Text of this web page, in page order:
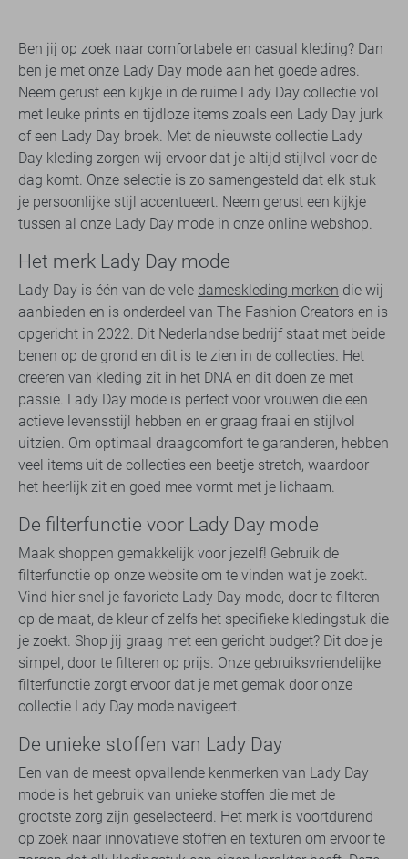
Ben jij op zoek naar comfortabele en casual kleding? Dan
ben je met onze Lady Day mode aan het goede adres.
Neem gerust een kijkje in de ruime Lady Day collectie vol
met leuke prints en tijdloze items zoals een Lady Day jurk
of een Lady Day broek. Met de nieuwste collectie Lady
Day kleding zorgen wij ervoor dat je altijd stijlvol voor de
dag komt. Onze selectie is zo samengesteld dat elk stuk
je persoonlijke stijl accentueert. Neem gerust een kijkje
tussen al onze Lady Day mode in onze online webshop.
Het merk Lady Day mode
Lady Day is één van de vele dameskleding merken die wij
aanbieden en is onderdeel van The Fashion Creators en is
opgericht in 2022. Dit Nederlandse bedrijf staat met beide
benen op de grond en dit is te zien in de collecties. Het
creëren van kleding zit in het DNA en dit doen ze met
passie. Lady Day mode is perfect voor vrouwen die een
actieve levensstijl hebben en er graag fraai en stijlvol
uitzien. Om optimaal draagcomfort te garanderen, hebben
veel items uit de collecties een beetje stretch, waardoor
het heerlijk zit en goed mee vormt met je lichaam.
De filterfunctie voor Lady Day mode
Maak shoppen gemakkelijk voor jezelf! Gebruik de
filterfunctie op onze website om te vinden wat je zoekt.
Vind hier snel je favoriete Lady Day mode, door te filteren
op de maat, de kleur of zelfs het specifieke kledingstuk die
je zoekt. Shop jij graag met een gericht budget? Dit doe je
simpel, door te filteren op prijs. Onze gebruiksvriendelijke
filterfunctie zorgt ervoor dat je met gemak door onze
collectie Lady Day mode navigeert.
De unieke stoffen van Lady Day
Een van de meest opvallende kenmerken van Lady Day
mode is het gebruik van unieke stoffen die met de
grootste zorg zijn geselecteerd. Het merk is voortdurend
op zoek naar innovatieve stoffen en texturen om ervoor te